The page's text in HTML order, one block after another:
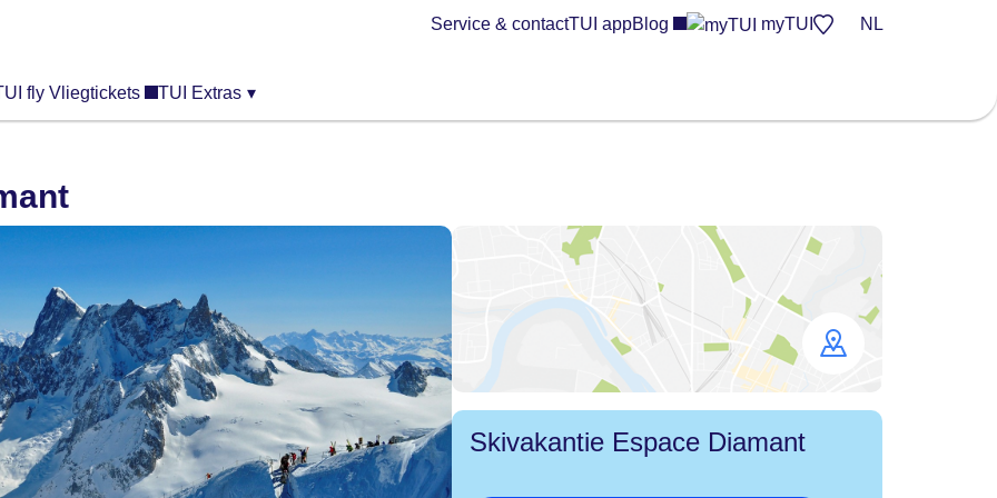
fly Vliegtickets TUI Extras ▾
Service & contactTUI appBlog myTUI NL
Skivakantie Espace Diamant